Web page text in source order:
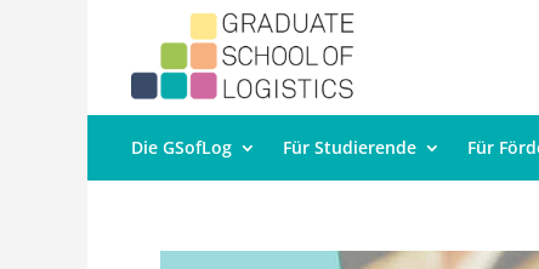
Die GSofLog Für Studierende Für